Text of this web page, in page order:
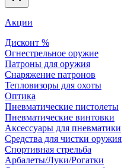
Акции
Дисконт %
Огнестрельное оружие
Патроны для оружия
Снаряжение патронов
Тепловизоры для охоты
Оптика
Пневматические пистолеты
Пневматические винтовки
Аксессуары для пневматики
Средства для чистки оружия
Спортивная стрельба
Арбалеты/Луки/Рогатки